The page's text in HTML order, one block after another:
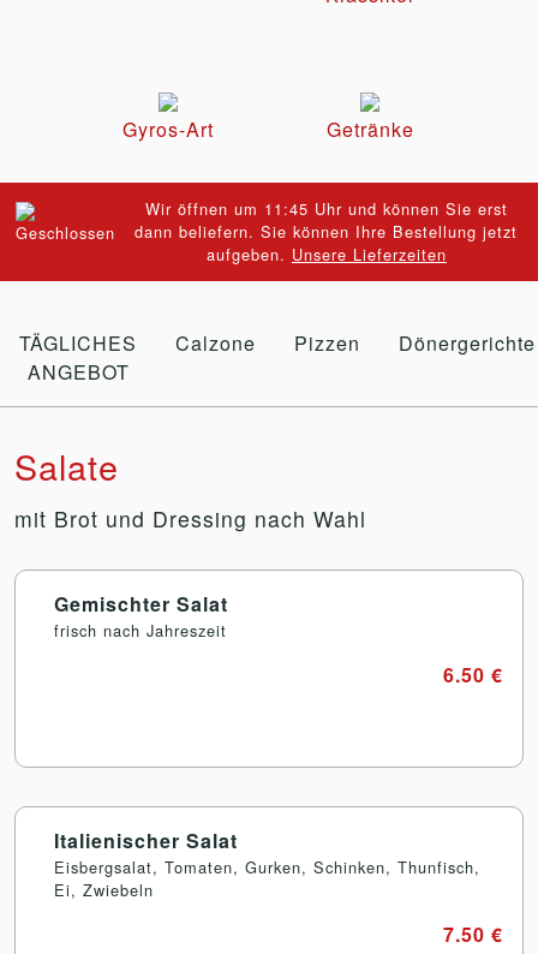
Gyros-Art Getränke
Wir öffnen um 11:45 Uhr und können Sie erst
dann beliefern. Sie können Ihre Bestellung jetzt
aufgeben. Unsere Lieferzeiten
TÄGLICHES
ANGEBOT
Calzone Pizzen Dönergerichte
Salate
mit Brot und Dressing nach Wahl
Gemischter Salat
frisch nach Jahreszeit
6.50 €
Italienischer Salat
Eisbergsalat, Tomaten, Gurken, Schinken, Thunfisch,
Ei, Zwiebeln
7.50 €